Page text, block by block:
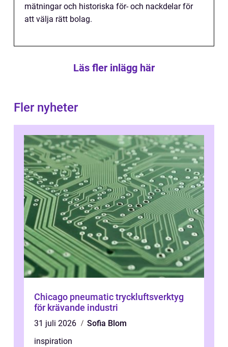
mätningar och historiska för- och nackdelar för
att välja rätt bolag.
Läs fler inlägg här
Fler nyheter
Chicago pneumatic tryckluftsverktyg
för krävande industri
31 juli 2026
Sofia Blom
inspiration